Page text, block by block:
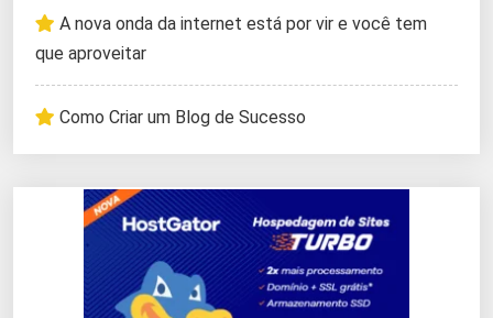
A nova onda da internet está por vir e você tem
que aproveitar
Como Criar um Blog de Sucesso